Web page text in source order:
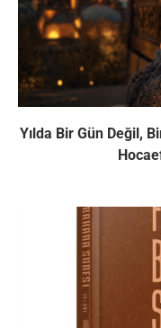
Yılda Bir Gün Değil,